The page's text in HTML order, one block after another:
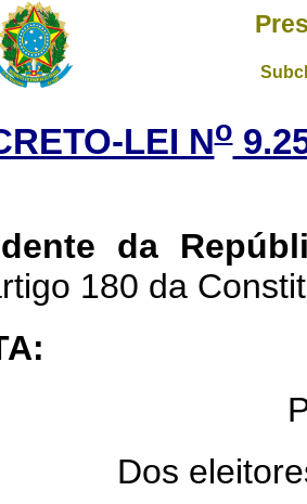
LEI No
da
180 da
Dos